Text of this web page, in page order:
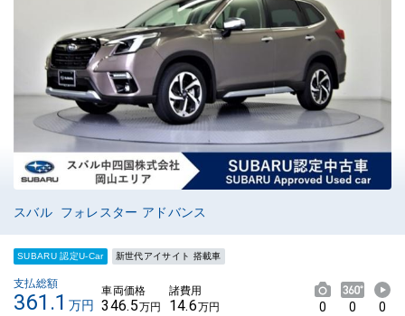
スバル フォレスター アドバンス
SUBARU 認定U-Car 新世代アイサイト 搭載車
支払総額
361.1 万円
車両価格
346.5万円
諸費用
14.6万円 0 0 0